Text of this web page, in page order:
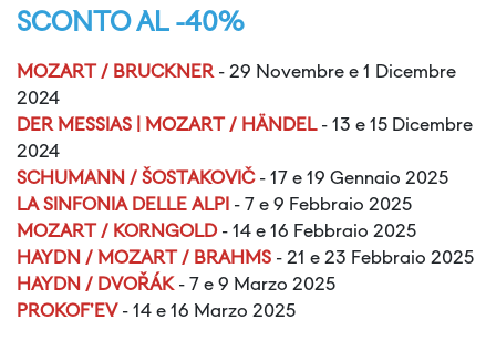
SCONTO AL -40%
MOZART / BRUCKNER - 29 Novembre e 1 Dicembre
2024
DER MESSIAS | MOZART / HÄNDEL- 13 e 15 Dicembre
2024
SCHUMANN / ŠOSTAKOVIČ- 17 e 19 Gennaio 2025
LA SINFONIA DELLE ALPI - 7 e 9 Febbraio 2025
MOZART / KORNGOLD- 14 e 16 Febbraio 2025
HAYDN / MOZART / BRAHMS - 21 e 23 Febbraio 2025
HAYDN / DVOŘÁK- 7 e 9 Marzo 2025
PROKOF'EV - 14 e 16 Marzo 2025